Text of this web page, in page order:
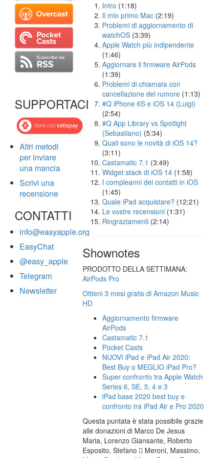
SUPPORTACI
Altri metodi
per inviare
una mancia
Scrivi una
recensione
CONTATTI
info@easyapple.org
EasyChat
@easy_apple
Telegram
Newsletter
Intro (1:18)
Il mio primo Mac (2:19)
Problemi di aggiornamento di
watchOS (3:39)
Apple Watch più indipendente
(1:46)
Aggiornare il firmware AirPods
(1:39)
Problemi di chiamata con
cancellazione del rumore (1:13)
#Q iPhone 6S e iOS 14 (Luigi)
(2:54)
#Q App Library vs Spotlight
(Sebastiano) (5:34)
Quali sono le novità di iOS 14?
(3:11)
Castamatic 7.1 (3:49)
Widget stack di iOS 14 (1:58)
I compleanni dei contatti in iOS
(1:45)
Quale iPad acquistare? (12:21)
Le vostre recensioni (1:31)
Ringraziamenti (2:14)
Shownotes
PRODOTTO DELLA SETTIMANA:
AirPods Pro
Ottieni 3 mesi gratis di Amazon Music
HD
Aggiornamento firmware
AirPods
Castamatic 7.1
Pocket Casts
NUOVI iPad e iPad Air 2020:
Best Buy o MEGLIO iPad Pro?
Super confronto tra Apple Watch
Series 6, SE, 5, 4 e 3
iPad base 2020 best buy e
confronto tra iPad Air e Pro 2020
Questa puntata è stata possibile grazie
alle donazioni di Marco De Jesus
Maria, Lorenzo Giansante, Roberto
Esposito, Stefano  Meroni, Massimo,